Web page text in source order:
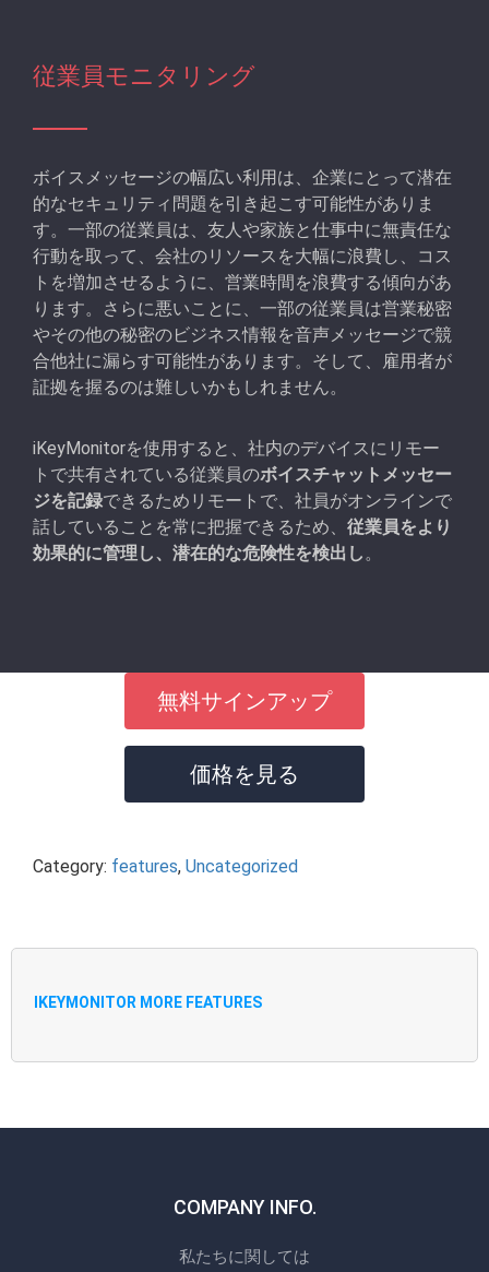
従業員モニタリング
ボイスメッセージの幅広い利用は、企業にとって潜在
的なセキュリティ問題を引き起こす可能性がありま
す。一部の従業員は、友人や家族と仕事中に無責任な
行動を取って、会社のリソースを大幅に浪費し、コス
トを増加させるように、営業時間を浪費する傾向があ
ります。さらに悪いことに、一部の従業員は営業秘密
やその他の秘密のビジネス情報を音声メッセージで競
合他社に漏らす可能性があります。そして、雇用者が
証拠を握るのは難しいかもしれません。
iKeyMonitorを使用すると、社内のデバイスにリモー
トで共有されている従業員のボイスチャットメッセー
ジを記録できるためリモートで、社員がオンラインで
話していることを常に把握できるため、 従業員をより
効果的に管理し、潜在的な危険性を検出し。
無料サインアップ
価格を見る
Category: features, Uncategorized
IKEYMONITOR MORE FEATURES
COMPANY INFO.
私たちに関しては